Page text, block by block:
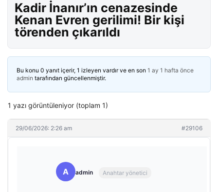
Kadir İnanır’ın cenazesinde
Kenan Evren gerilimi! Bir kişi
törenden çıkarıldı
Bu konu 0 yanıt içerir, 1 izleyen vardır ve en son 1 ay 1 hafta önce
admin tarafından güncellenmiştir.
1 yazı görüntüleniyor (toplam 1)
29/06/2026: 2:26 am #29106
A admin Anahtar yönetici